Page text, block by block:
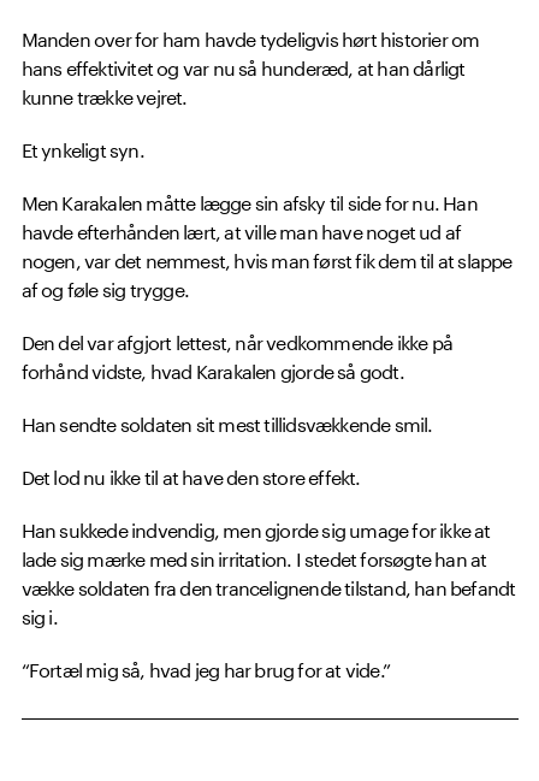
Manden over for ham havde tydeligvis hørt historier om
hans effektivitet og var nu så hunderæd, at han dårligt
kunne trække vejret.
Et ynkeligt syn.
Men Karakalen måtte lægge sin afsky til side for nu. Han
havde efterhånden lært, at ville man have noget ud af
nogen, var det nemmest, hvis man først fik dem til at slappe
af og føle sig trygge.
Den del var afgjort lettest, når vedkommende ikke på
forhånd vidste, hvad Karakalen gjorde så godt.
Han sendte soldaten sit mest tillidsvækkende smil.
Det lod nu ikke til at have den store effekt.
Han sukkede indvendig, men gjorde sig umage for ikke at
lade sig mærke med sin irritation. I stedet forsøgte han at
vække soldaten fra den trancelignende tilstand, han befandt
sig i.
“Fortæl mig så, hvad jeg har brug for at vide.”